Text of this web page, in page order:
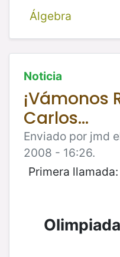
Álgebra
Noticia
¡Vámonos
Carlos...
Enviado por jmd
2008 - 16:26.
Primera